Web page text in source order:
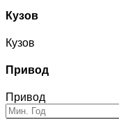
Кузов
Кузов
Привод
Привод